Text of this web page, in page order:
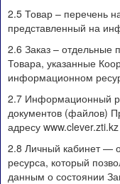
2.5 Товар – перечень
представленный на
2.6 Заказ – отдельные
Товара, указанные
информационном
2.7 Информационный
документов (файлов)
адресу www.clever.zti.kz
2.8 Личный кабинет —
ресурса, который
данным о состоянии